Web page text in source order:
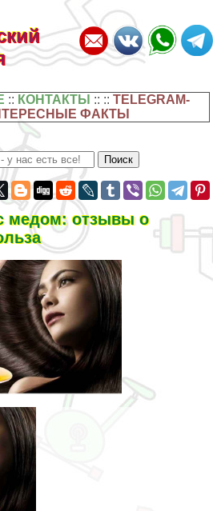
:: КОНТАКТЫ :: ::TELEGRAM-
ФАКТЫ
медом: отзывы о